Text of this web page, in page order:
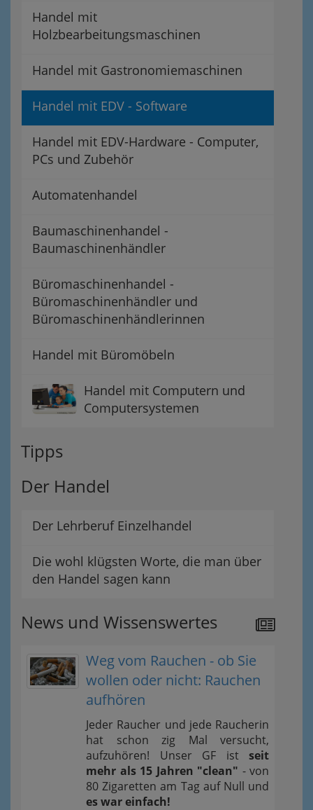
Handel mit
Holzbearbeitungsmaschinen
Handel mit Gastronomiemaschinen
Handel mit EDV - Software
Handel mit EDV-Hardware - Computer,
PCs und Zubehör
Automatenhandel
Baumaschinenhandel -
Baumaschinenhändler
Büromaschinenhandel -
Büromaschinenhändler und
Büromaschinenhändlerinnen
Handel mit Büromöbeln
Handel mit Computern und
Computersystemen
Tipps
Der Handel
Der Lehrberuf Einzelhandel
Die wohl klügsten Worte, die man über
den Handel sagen kann
News und Wissenswertes
Weg vom Rauchen - ob Sie
wollen oder nicht: Rauchen
aufhören
Jeder Raucher und jede Raucherin
hat schon zig Mal versucht,
aufzuhören! Unser GF ist seit
mehr als 15 Jahren "clean" - von
80 Zigaretten am Tag auf Null und
es war einfach!